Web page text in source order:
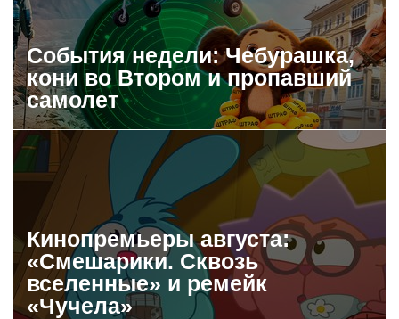
События недели: Чебурашка,
кони во Втором и пропавший
самолет
Кинопремьеры августа:
«Смешарики. Сквозь
вселенные» и ремейк
«Чучела»